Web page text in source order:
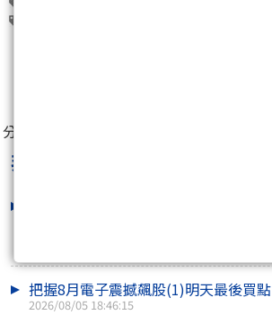
分享至：
非凡贏家李健明
把握8月電子震撼飆股(1)明天最後買點
2026/08/05 18:46:15